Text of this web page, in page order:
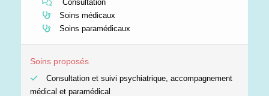
Consultation
Soins médicaux
Soins paramédicaux
Soins proposés
Consultation et suivi psychiatrique, accompagnement
médical et paramédical